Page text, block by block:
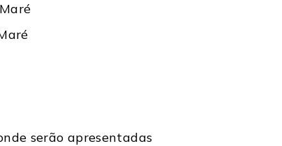
serão apresentadas